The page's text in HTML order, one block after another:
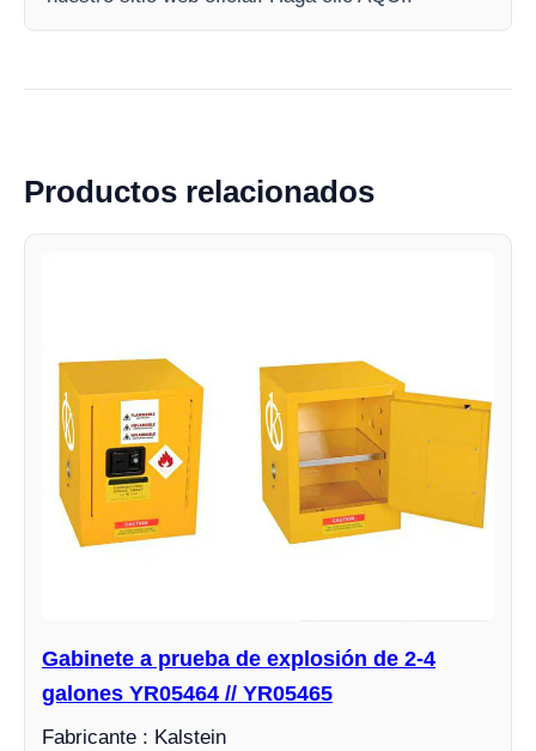
Productos relacionados
Gabinete a prueba de explosión de 2-4
galones YR05464 // YR05465
Fabricante : Kalstein